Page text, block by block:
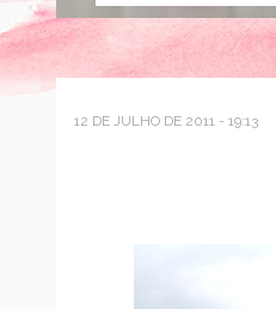
12 DE JULHO DE 2011 - 19:13